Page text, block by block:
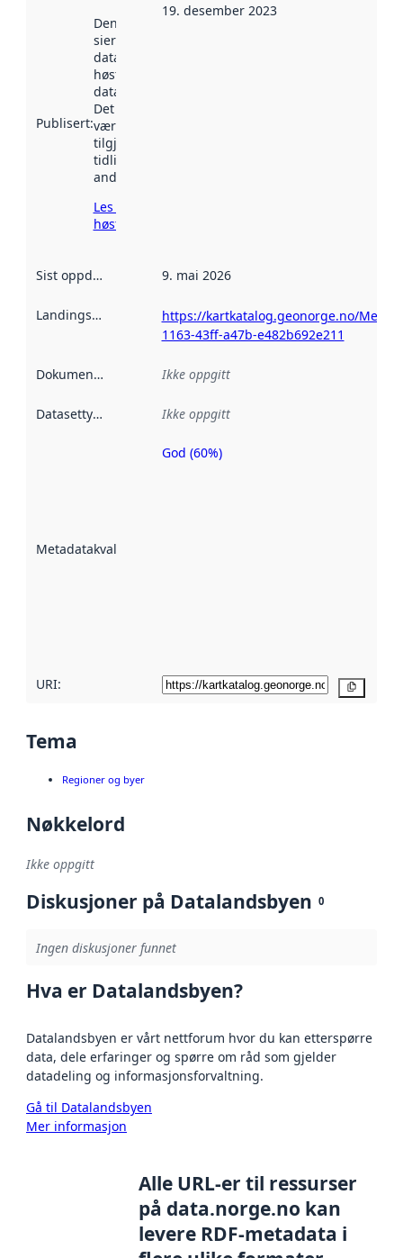
Publisert:
Denne datoen
sier når
datasettet ble
høstet av
data.norge.no.
Det kan ha
vært
tilgjengelig
tidligere
andre steder.
Les mer om
høsting her
19. desember 2023
Sist oppdatert 9. mai 2026
Landingsside
https://kartkatalog.geonorge.no/
1163-43ff-a47b-e482b692e211
Dokumentasjon Ikke oppgitt
Datasettype Ikke oppgitt
Metadatakvalitet
Metadatakvalitet
God (60%)
URI:
Tema
Regioner og byer
Nøkkelord
Ikke oppgitt
Diskusjoner på Datalandsbyen 0
Ingen diskusjoner funnet
Hva er Datalandsbyen?
Datalandsbyen er vårt nettforum hvor du kan etterspørre
data, dele erfaringer og spørre om råd som gjelder
datadeling og informasjonsforvaltning.
Gå til Datalandsbyen
Mer informasjon
Alle URL-er til ressurser
på data.norge.no kan
levere RDF-metadata i